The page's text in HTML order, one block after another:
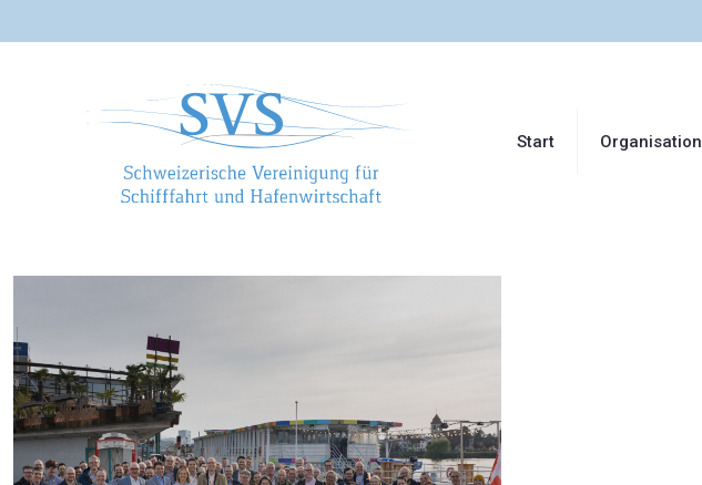
Start Organisation